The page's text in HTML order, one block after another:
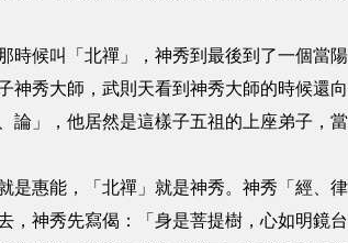
時候叫「北禪」，神秀到最後到了一個當
神秀大師，武則天看到神秀大師的時候還
論」，他居然是這樣子五祖的上座弟子，
是惠能，「北禪」就是神秀。神秀「經、
，神秀先寫偈：「身是菩提樹，心如明鏡